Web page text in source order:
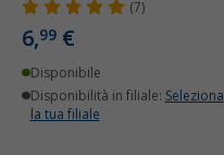
(7)
6,99 €
Disponibile
Disponibilità in filiale: Seleziona
la tua filiale